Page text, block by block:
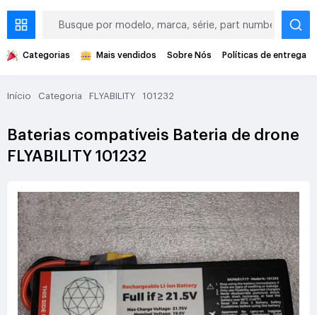
Categorias Mais vendidos Sobre Nós Políticas de entrega
Início Categoria FLYABILITY 101232
Baterias compatíveis Bateria de drone
FLYABILITY 101232